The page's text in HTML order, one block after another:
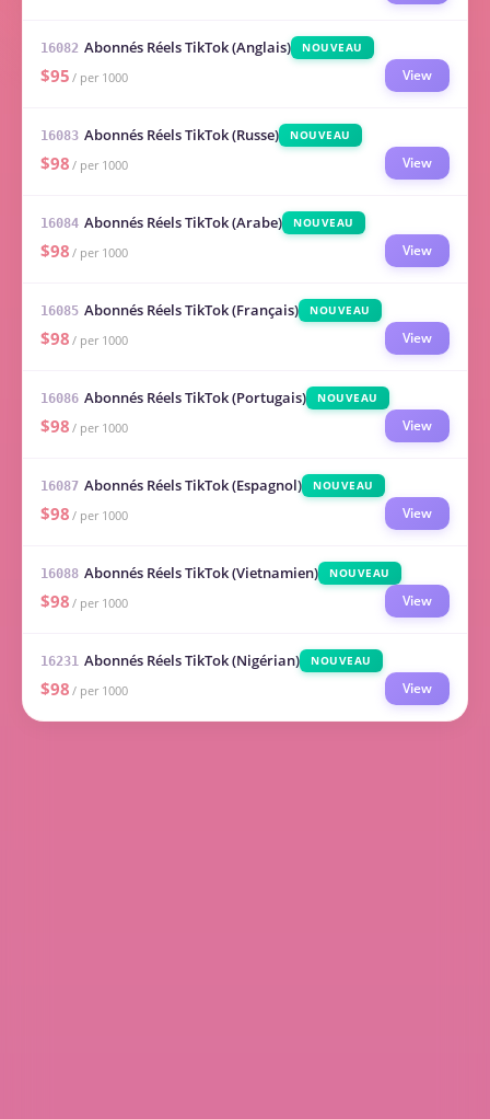
16082 Abonnés Réels TikTok (Anglais) NOUVEAU
$95 / per 1000 View
16083 Abonnés Réels TikTok (Russe) NOUVEAU
$98 / per 1000 View
16084 Abonnés Réels TikTok (Arabe) NOUVEAU
$98 / per 1000 View
16085 Abonnés Réels TikTok (Français) NOUVEAU
$98 / per 1000 View
16086 Abonnés Réels TikTok (Portugais) NOUVEAU
$98 / per 1000 View
16087 Abonnés Réels TikTok (Espagnol) NOUVEAU
$98 / per 1000 View
16088 Abonnés Réels TikTok (Vietnamien) NOUVEAU
$98 / per 1000 View
16231 Abonnés Réels TikTok (Nigérian) NOUVEAU
$98 / per 1000 View